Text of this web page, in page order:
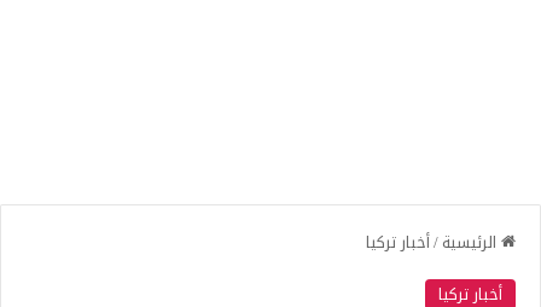
الرئيسية/أخبار تركيا
أخبار تركيا